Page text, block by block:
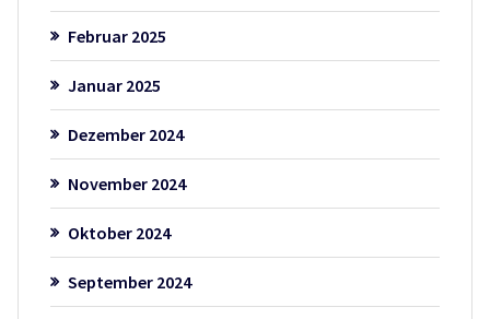
Februar 2025
Januar 2025
Dezember 2024
November 2024
Oktober 2024
September 2024